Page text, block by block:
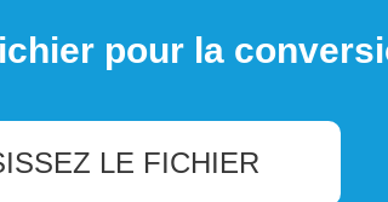
pour la
LE FICHIER